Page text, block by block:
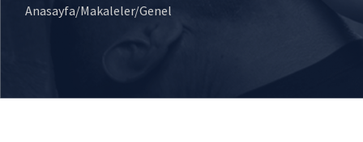
Anasayfa/Makaleler/Genel